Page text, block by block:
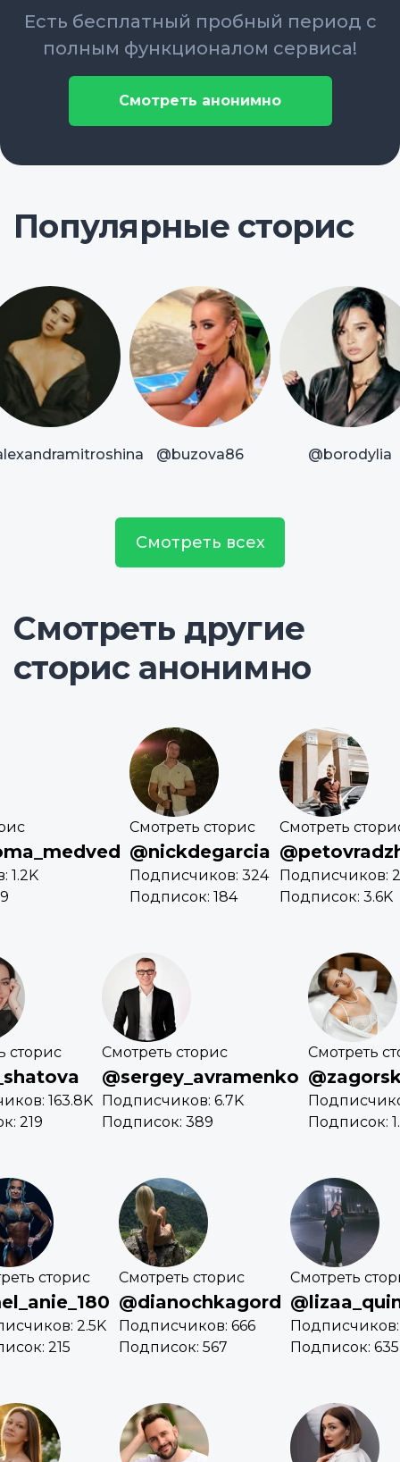
Есть бесплатный пробный период с
полным функционалом сервиса!
Смотреть анонимно
Популярные сторис
@buzova86 @borodylia
Смотреть всех
Смотреть другие
сторис анонимно
1.2K
Смотреть сторис
@nickdegarcia
Подписчиков: 324
Подписок: 184
Смотреть
Подписчиков:
Подписок: 3.6K
сторис
163.8K
219
Смотреть сторис
@sergey_avramenko
Подписчиков: 6.7K
Подписок: 389
Смотреть
Подписок:
сторис
2.5K
215
Смотреть сторис
@dianochkagord
Подписчиков: 666
Подписок: 567
Смотреть
Подписок: 635